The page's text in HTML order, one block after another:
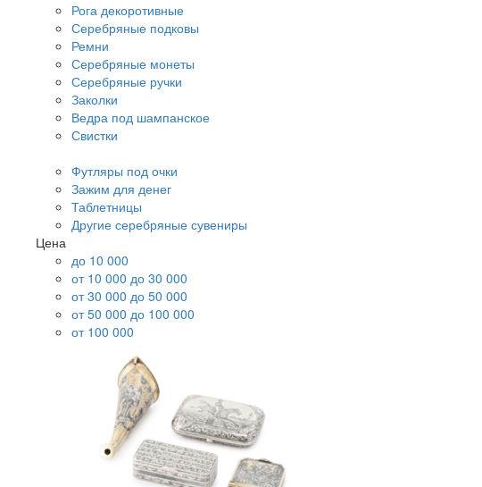
Рога декоротивные
Серебряные подковы
Ремни
Серебряные монеты
Серебряные ручки
Заколки
Ведра под шампанское
Свистки
Футляры под очки
Зажим для денег
Таблетницы
Другие серебряные сувениры
Цена
до 10 000
от 10 000 до 30 000
от 30 000 до 50 000
от 50 000 до 100 000
от 100 000